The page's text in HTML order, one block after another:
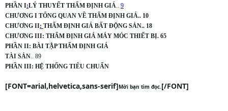
PHẦN I:LÝ THUYẾT THẨM ĐỊNH GIÁ.. 9
CHƯƠNG I TỔNG QUAN VỀ THẨM ĐỊNH GIÁ.. 10
CHƯƠNG II: THẨM ĐỊNH GIÁ BẤT ĐỘNG SẢN.. 18
CHƯƠNG III: THẨM ĐỊNH GIÁ MÁY MÓC THIẾT BỊ. 65
PHẦN II: BÀI TẬP THẨM ĐỊNH GIÁ
TÀI SẢN.. 89
PHẦN III: HỆ THỐNG TIÊU CHUẨN
[FONT=arial,helvetica,sans-serif]Mời bạn tìm đọc.[/FONT]